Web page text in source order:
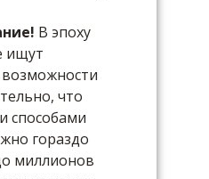
В эпоху
ищут
что
способами
гораздо
миллионов